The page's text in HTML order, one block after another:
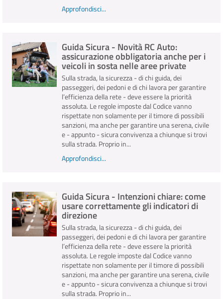
Approfondisci...
Guida Sicura - Novità RC Auto:
assicurazione obbligatoria anche per i
veicoli in sosta nelle aree private
Sulla strada, la sicurezza - di chi guida, dei
passeggeri, dei pedoni e di chi lavora per garantire
l’efficienza della rete - deve essere la priorità
assoluta. Le regole imposte dal Codice vanno
rispettate non solamente per il timore di possibili
sanzioni, ma anche per garantire una serena, civile
e - appunto - sicura convivenza a chiunque si trovi
sulla strada. Proprio in...
Approfondisci...
Guida Sicura - Intenzioni chiare: come
usare correttamente gli indicatori di
direzione
Sulla strada, la sicurezza - di chi guida, dei
passeggeri, dei pedoni e di chi lavora per garantire
l’efficienza della rete - deve essere la priorità
assoluta. Le regole imposte dal Codice vanno
rispettate non solamente per il timore di possibili
sanzioni, ma anche per garantire una serena, civile
e - appunto - sicura convivenza a chiunque si trovi
sulla strada. Proprio in...